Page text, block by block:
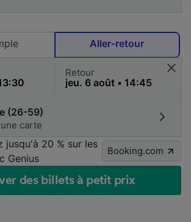
Aller-retour
Retour
(26-59)
carte
jusqu'à 20 % sur les
Genius
Booking.com
des billets à petit prix